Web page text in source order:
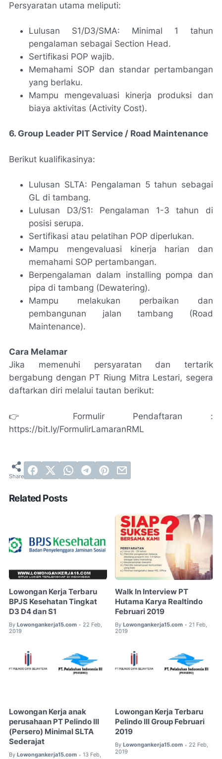
Persyaratan utama meliputi:
Lulusan S1/D3/SMA: Minimal 1 tahun
pengalaman sebagai Section Head.
Sertifikasi POP wajib.
Memahami SOP dan standar pertambangan
yang berlaku.
Mampu mengevaluasi kinerja produksi dan
biaya aktivitas (Activity Cost).
6. Group Leader PIT Service / Road Maintenance
Berikut kualifikasinya:
Lulusan SLTA: Pengalaman 5 tahun sebagai
GL di tambang.
Lulusan D3/S1: Pengalaman 1-3 tahun di
posisi serupa.
Sertifikasi atau pelatihan POP diperlukan.
Mampu mengevaluasi kinerja harian dan
memahami SOP pertambangan.
Berpengalaman dalam installing pompa dan
pipa di tambang (Dewatering).
Mampu melakukan perbaikan dan
pembangunan jalan tambang (Road
Maintenance).
Cara Melamar
Jika memenuhi persyaratan dan tertarik
bergabung dengan PT Riung Mitra Lestari, segera
daftarkan diri melalui tautan berikut:
👉 Formulir Pendaftaran :
https://bit.ly/FormulirLamaranRML
Related Posts
Lowongan Kerja Terbaru
BPJS Kesehatan Tingkat
D3 D4 dan S1
By Lowongankerja15.com • 22 Feb,
2019
Walk In Interview PT
Hutama Karya Realtindo
Februari 2019
By Lowongankerja15.com • 21 Feb,
2019
Lowongan Kerja anak
perusahaan PT Pelindo III
(Persero) Minimal SLTA
Sederajat
By Lowongankerja15.com • 13 Feb,
Lowongan Kerja Terbaru
Pelindo III Group Februari
2019
By Lowongankerja15.com • 22 Feb,
2019